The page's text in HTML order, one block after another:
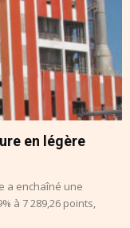
en légère
a enchaîné une
à 7 289,26 points,